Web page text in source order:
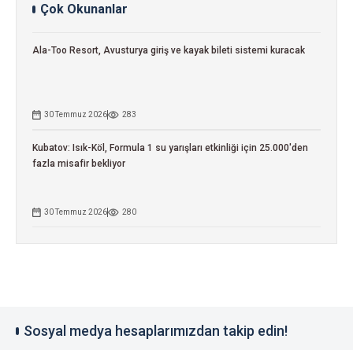
Çok Okunanlar
Ala-Too Resort, Avusturya giriş ve kayak bileti sistemi kuracak
30 Temmuz 2026 283
Kubatov: Isık-Köl, Formula 1 su yarışları etkinliği için 25.000'den
fazla misafir bekliyor
30 Temmuz 2026 280
Sosyal medya hesaplarımızdan takip edin!